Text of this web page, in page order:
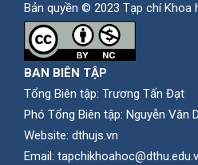
Bản quyền © 2023 Tạp chí
BAN BIÊN TẬP
Tổng Biên tập: Trương Tấn Đạt
Phó Tổng Biên tập: Nguyễn Văn
Website: dthujs.vn
Email: